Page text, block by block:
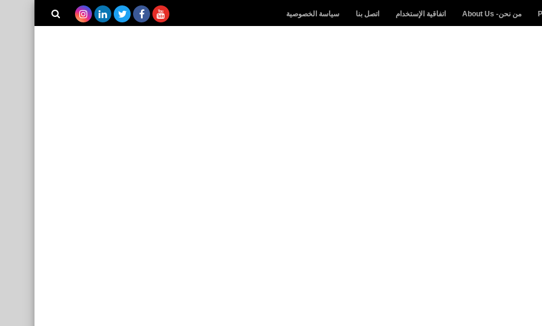
من نحن- About Us اتفاقية الإستخدام اتصل بنا سياسة الخصوصية